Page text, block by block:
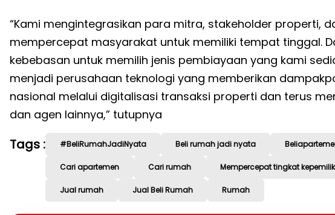
“Kami mengintegrasikan para mitra, stakeholder properti,
mempercepat masyarakat untuk memiliki tempat tinggal.
kebebasan untuk memilih jenis pembiayaan yang kami
menjadi perusahaan teknologi yang memberikan
nasional melalui digitalisasi transaksi properti dan terus
dan agen lainnya,” tutupnya
Tags : #BeliRumahJadiNyata Beli rumah jadi nyata
Cari apartemen Cari rumah Mempercepat tingkat
Jual rumah Jual Beli Rumah Rumah